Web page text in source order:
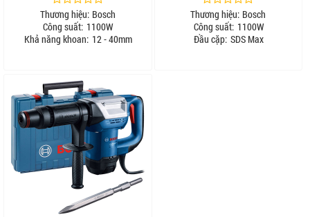
Thương hiệu: Bosch
Công suất: 1100W
Khả năng khoan: 12 - 40mm
Thương hiệu: Bosch
Công suất: 1100W
Đầu cặp: SDS Max